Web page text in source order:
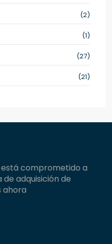
(2)
(1)
(27)
(21)
está comprometido a
adquisición de
ahora